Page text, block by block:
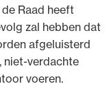
Raad heeft
zal hebben dat
afgeluisterd
niet-verdachte
voeren.